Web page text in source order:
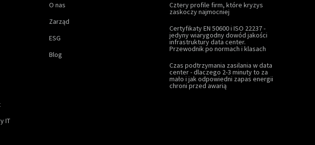
IT
O nas
Zarząd
ESG
Blog
Cztery profile firm, które kryzys
zaskoczy najmocniej
Certyfikaty EN 50600 i ISO 22237 -
jedyny wiarygodny dowód jakości
infrastruktury data center.
Przewodnik po normach i klasach
Czas podtrzymania zasilania w data
center - dlaczego 2-3 minuty to za
mało i jak odpowiedni zapas energii
chroni przed awarią